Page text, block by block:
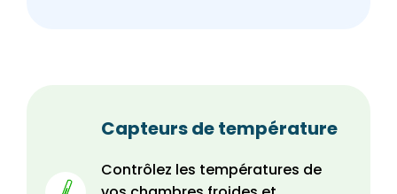
Capteurs de température
Contrôlez les températures de